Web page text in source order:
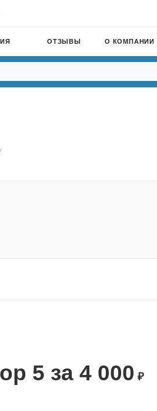
ОТЗЫВЫ О КОМПАНИИ
5 за 4 000 ₽